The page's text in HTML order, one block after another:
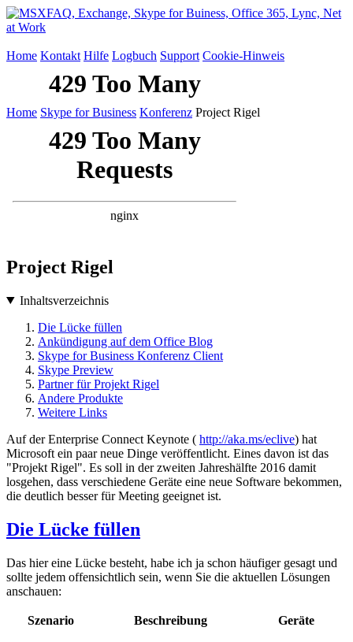
Home Kontakt Hilfe Logbuch Support Cookie-Hinweis
Home Skype for Business Konferenz Project Rigel
Project Rigel
Inhaltsverzeichnis
Die Lücke füllen
Ankündigung auf dem Office Blog
Skype for Business Konferenz Client
Skype Preview
Partner für Projekt Rigel
Andere Produkte
Weitere Links
Auf der Enterprise Connect Keynote ( http://aka.ms/eclive) hat
Microsoft ein paar neue Dinge veröffentlicht. Eines davon ist das
"Projekt Rigel". Es soll in der zweiten Jahreshälfte 2016 damit
losgehen, dass verschiedene Geräte eine neue Software bekommen,
die deutlich besser für Meeting geeignet ist.
Die Lücke füllen
Das hier eine Lücke besteht, habe ich ja schon häufiger gesagt und
sollte jedem offensichtlich sein, wenn Sie die aktuellen Lösungen
anschauen:
Szenario Beschreibung Geräte